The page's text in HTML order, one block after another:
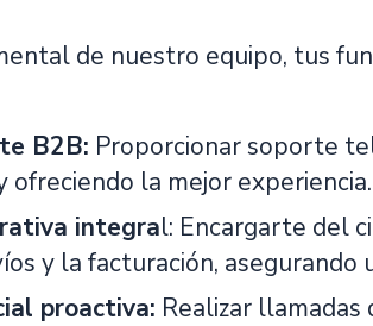
de nuestro equipo, tus
B2B: Proporcionar soporte
ofreciendo la mejor experiencia.
integral: Encargarte del
y la facturación, asegurando
proactiva: Realizar